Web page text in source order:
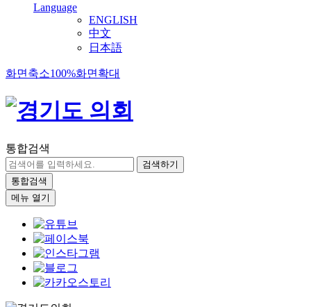
Language
ENGLISH
中文
日本語
화면축소100%화면확대
통합검색
검색하기
통합검색
메뉴 열기